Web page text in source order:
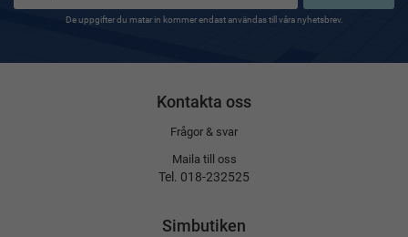
De uppgifter du matar in kommer endast användas till våra nyhetsbrev.
Kontakta oss
Frågor & svar
Maila till oss
Tel. 018-232525
Simbutiken